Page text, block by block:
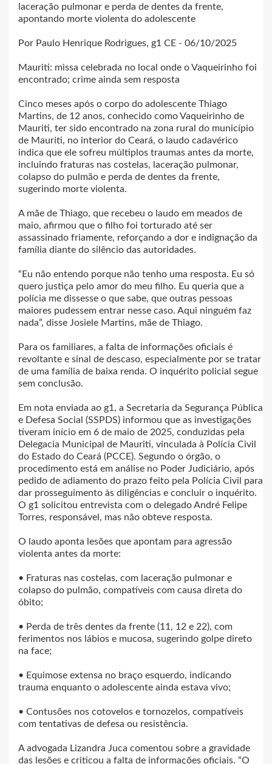
laceração pulmonar e perda de dentes da frente,
apontando morte violenta do adolescente
Por Paulo Henrique Rodrigues, g1 CE - 06/10/2025
Mauriti: missa celebrada no local onde o Vaqueirinho foi
encontrado; crime ainda sem resposta
Cinco meses após o corpo do adolescente Thiago
Martins, de 12 anos, conhecido como Vaqueirinho de
Mauriti, ter sido encontrado na zona rural do município
de Mauriti, no interior do Ceará, o laudo cadavérico
indica que ele sofreu múltiplos traumas antes da morte,
incluindo fraturas nas costelas, laceração pulmonar,
colapso do pulmão e perda de dentes da frente,
sugerindo morte violenta.
A mãe de Thiago, que recebeu o laudo em meados de
maio, afirmou que o filho foi torturado até ser
assassinado friamente, reforçando a dor e indignação da
família diante do silêncio das autoridades.
“Eu não entendo porque não tenho uma resposta. Eu só
quero justiça pelo amor do meu filho. Eu queria que a
polícia me dissesse o que sabe, que outras pessoas
maiores pudessem entrar nesse caso. Aqui ninguém faz
nada”, disse Josiele Martins, mãe de Thiago.
Para os familiares, a falta de informações oficiais é
revoltante e sinal de descaso, especialmente por se tratar
de uma família de baixa renda. O inquérito policial segue
sem conclusão.
Em nota enviada ao g1, a Secretaria da Segurança Pública
e Defesa Social (SSPDS) informou que as investigações
tiveram início em 6 de maio de 2025, conduzidas pela
Delegacia Municipal de Mauriti, vinculada à Polícia Civil
do Estado do Ceará (PCCE). Segundo o órgão, o
procedimento está em análise no Poder Judiciário, após
pedido de adiamento do prazo feito pela Polícia Civil para
dar prosseguimento às diligências e concluir o inquérito.
O g1 solicitou entrevista com o delegado André Felipe
Torres, responsável, mas não obteve resposta.
O laudo aponta lesões que apontam para agressão
violenta antes da morte:
• Fraturas nas costelas, com laceração pulmonar e
colapso do pulmão, compatíveis com causa direta do
óbito;
• Perda de três dentes da frente (11, 12 e 22), com
ferimentos nos lábios e mucosa, sugerindo golpe direto
na face;
• Equimose extensa no braço esquerdo, indicando
trauma enquanto o adolescente ainda estava vivo;
• Contusões nos cotovelos e tornozelos, compatíveis
com tentativas de defesa ou resistência.
A advogada Lizandra Juca comentou sobre a gravidade
das lesões e criticou a falta de informações oficiais. “O